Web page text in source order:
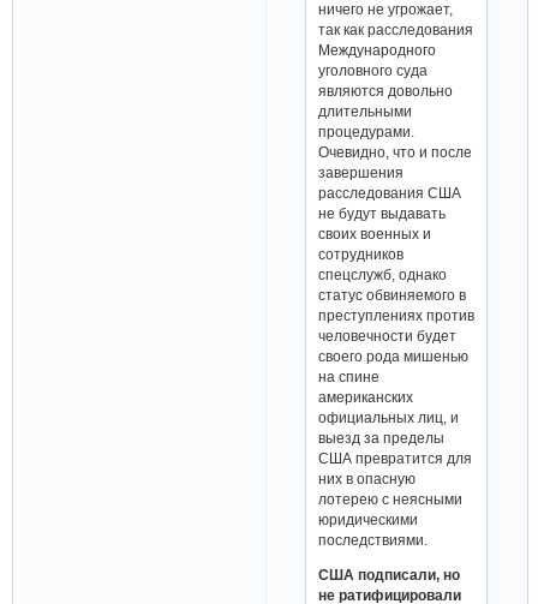
ничего не угрожает,
так как расследования
Международного
уголовного суда
являются довольно
длительными
процедурами.
Очевидно, что и после
завершения
расследования США
не будут выдавать
своих военных и
сотрудников
спецслужб, однако
статус обвиняемого в
преступлениях против
человечности будет
своего рода мишенью
на спине
американских
официальных лиц, и
выезд за пределы
США превратится для
них в опасную
лотерею с неясными
юридическими
последствиями.
США подписали, но
не ратифицировали